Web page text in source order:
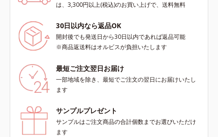
は、3,300円以上(税込)のお買い上げで、送料無料
30日以内なら返品OK
開封後でも発送日から30日以内であれば返品可能
※商品返送料はオルビスが負担いたします
最短ご注文翌日お届け
一部地域を除き、最短でご注文の翌日にお届けいたし
ます
サンプルプレゼント
サンプルはご注文商品の合計個数までお選びいただけ
ます